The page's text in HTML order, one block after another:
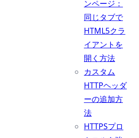
ンページ：
同じタブで
HTML5クラ
イアントを
開く方法
カスタム
HTTPヘッダ
ーの追加方
法
HTTPSプロ